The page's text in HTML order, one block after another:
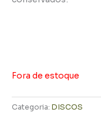
Fora de estoque
Categoria: DISCOS